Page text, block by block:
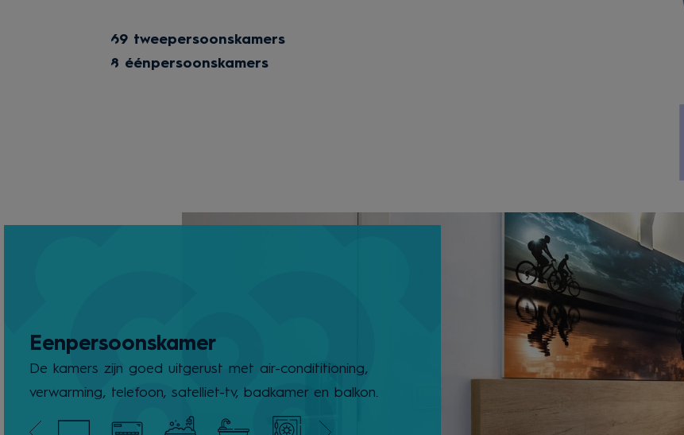
69 tweepersoonskamers
8 éénpersoonskamers
Eenpersoonskamer
De kamers zijn goed uitgerust met air-condititioning,
verwarming, telefoon, satelliet-tv, badkamer en balkon.